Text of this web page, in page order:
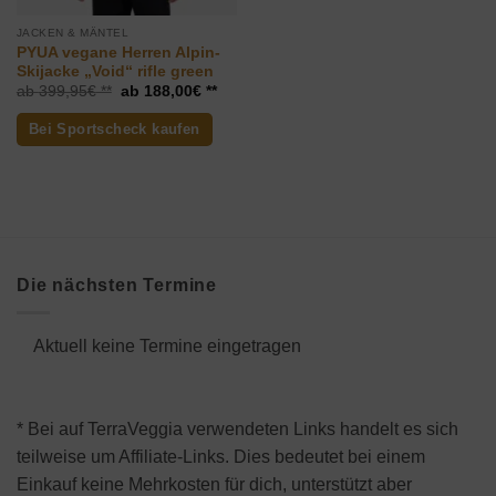
JACKEN & MÄNTEL
PYUA vegane Herren Alpin-
Skijacke „Void“ rifle green
399,95€
Ursprünglicher
war:
399,95€
188,00€
Aktueller
Bei Sportscheck kaufen
Die nächsten Termine
Aktuell keine Termine eingetragen
* Bei auf TerraVeggia verwendeten Links handelt es sich
teilweise um Affiliate-Links. Dies bedeutet bei einem
Einkauf keine Mehrkosten für dich, unterstützt aber